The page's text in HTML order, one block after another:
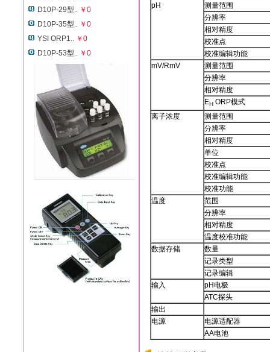
D10P-29型.. ￥0
D10P-35型.. ￥0
YSI ORP1.. ￥0
D10P-53型.. ￥0
pH
测量范围
分辨率
相对精度
校准点
校准编辑功能
mV/RmV
测量范围
分辨率
相对精度
EH ORP模式
离子浓度
测量范围
分辨率
相对精度
单位
校准点
校准编辑功能
校准功能
温度
范围
分辨率
相对精度
温度校准功能
数据存储
数量
记录类型
记录编辑
输入
pH电极
ATC探头
输出
电源
电源适配器
AA电池